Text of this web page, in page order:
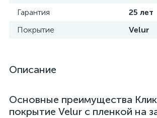
Гарантия
25 лет
Покрытие
Velur
Описание
Основные преимущества
покрытие Velur с пленкой на